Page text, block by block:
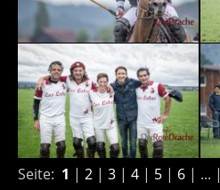
Seite: 1 | 2 | 3 | 4 | 5 | 6 | ... |